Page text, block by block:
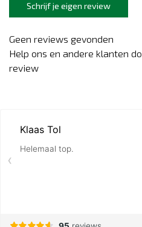
Schrijf je eigen review
Geen reviews gevonden
Help ons en andere klanten
review